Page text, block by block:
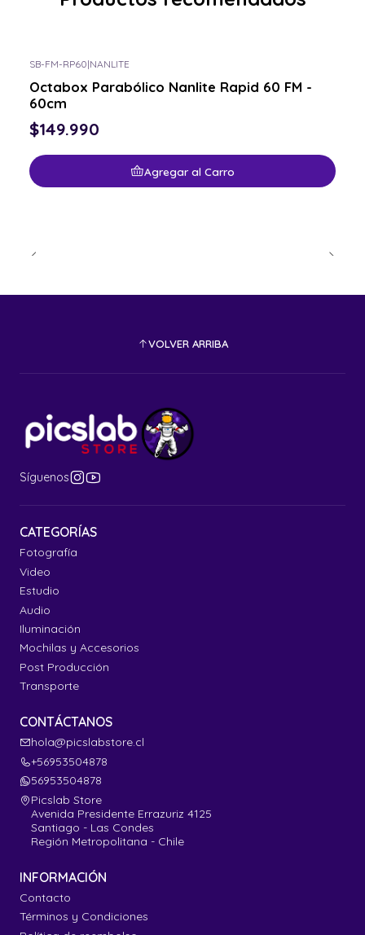
SB-FM-RP60|NANLITE
Octabox Parabólico Nanlite Rapid 60 FM -
60cm
$149.990
Agregar al Carro
VOLVER ARRIBA
Síguenos
CATEGORÍAS
Fotografía
Video
Estudio
Audio
Iluminación
Mochilas y Accesorios
Post Producción
Transporte
CONTÁCTANOS
hola@picslabstore.cl
+56953504878
56953504878
Picslab Store
Avenida Presidente Errazuriz 4125
Santiago - Las Condes
Región Metropolitana - Chile
INFORMACIÓN
Contacto
Términos y Condiciones